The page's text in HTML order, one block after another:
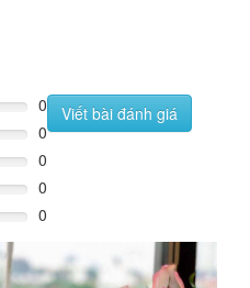
0
0
0
0
0
Viết bài đánh giá